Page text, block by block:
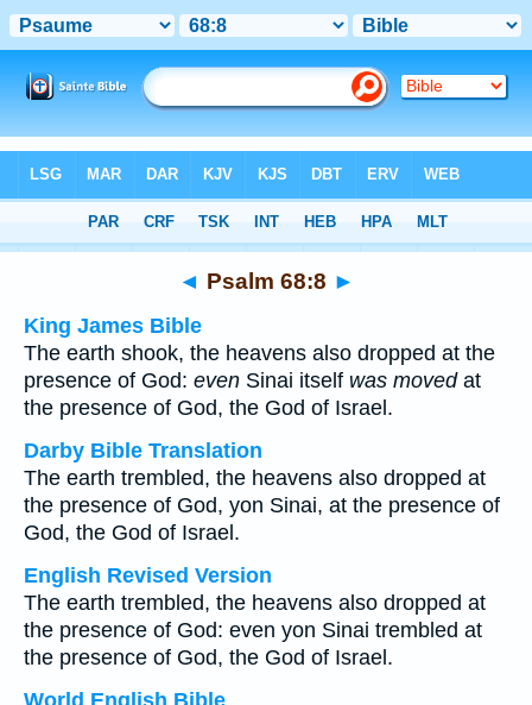
> Psalm 68:8
◄ Psalm 68:8 ►
King James Bible
The earth shook, the heavens also dropped at the
presence of God: even Sinai itself was movedat
the presence of God, the God of Israel.
Darby Bible Translation
The earth trembled, the heavens also dropped at
the presence of God, yon Sinai, at the presence of
God, the God of Israel.
English Revised Version
The earth trembled, the heavens also dropped at
the presence of God: even yon Sinai trembled at
the presence of God, the God of Israel.
World English Bible